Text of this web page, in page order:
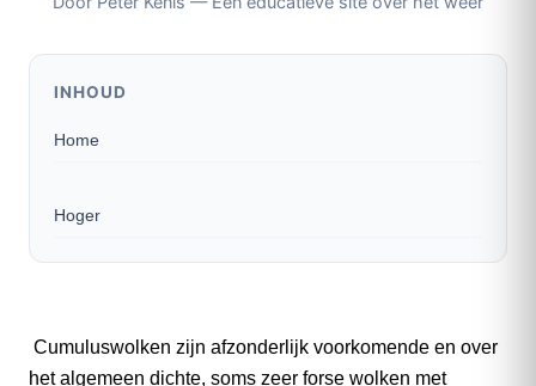
INHOUD
Home
Hoger
Cumuluswolken zijn afzonderlijk voorkomende en over
het algemeen dichte, soms zeer forse wolken met